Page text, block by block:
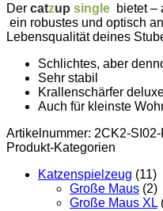
Der catzup single bietet –
ein robustes und optisch
Lebensqualität deines
Schlichtes, aber
Sehr stabil
Krallenschärfer
Auch für kleinste
Artikelnummer: 2CK2-
Produkt-Kategorien
Katzenspielzeug (11)
Große Maus (2)
Große Maus XL